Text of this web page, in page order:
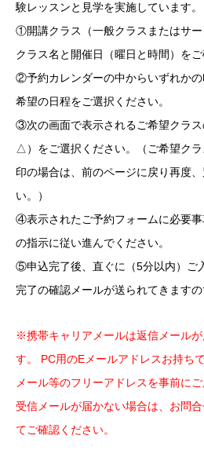
験レッスンと見学を実施しています。
①開講クラス（一般クラスまたはサ
クラス名と開催日（曜日と時間）をご
②予約カレンダーの中からいずれか
希望の日程をご選択ください。
③次の画面で表示されるご希望クラ
△）をご選択ください。（ご希望ク
印の場合は、前のページに戻り再度
い。）
④表示されたご予約フォームに必要
の指示に従い進んでください。
⑤申込完了後、直ぐに（5分以内）ご
完了の確認メールが送られてきますの
※携帯キャリアメールは返信メール
す。 PC用のEメールアドレスお持ち
メール等のフリーアドレスを事前にご
受信メールが届かない場合は、お問
てご確認ください。